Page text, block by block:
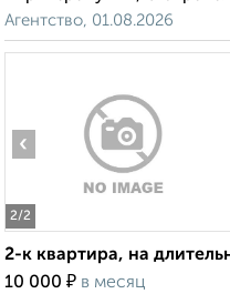
Агентство, 01.08.2026
2/2
‹
2-к квартира, на
10 000 ₽ в месяц